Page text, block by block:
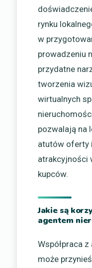
rynku
w
prowadzeniu
przydatne
tworzenia
wirtualnych
pozwalają na
atutów oferty
atrakcyjności
kupców.
Jakie są
agentem
Współpraca
może